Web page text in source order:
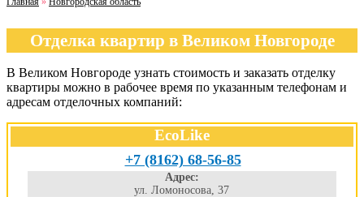
Отделка квартир в Великом Новгороде
В Великом Новгороде узнать стоимость и заказать отделку
квартиры можно в рабочее время по указанным телефонам и
адресам отделочных компаний:
EcoLike
+7 (8162) 68-56-85
Адрес:
ул. Ломоносова, 37